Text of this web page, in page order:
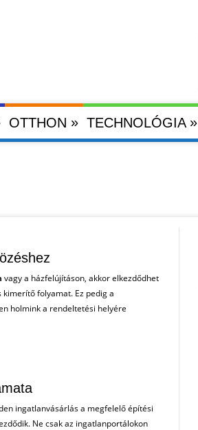
OTTHON » TECHNOLÓGIA»
vagy a házfelújításon, akkor elkezdődhet
folyamat. Ez pedig a
holmink a rendeltetési helyére
ingatlanvásárlás a megfelelő építési
Ne csak az ingatlanportálokon